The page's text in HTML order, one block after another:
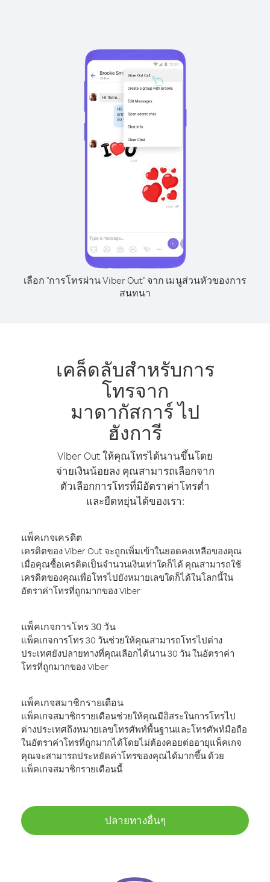
เลือก "การโทรผ่าน Viber Out" จาก เมนูส่วนหัวของการ
สนทนา
เคล็ดลับสำหรับการ
โทรจาก
มาดากัสการ์ ไป
ฮังการี
Viber Out ให้คุณโทรได้นานขึ้นโดย
จ่ายเงินน้อยลง คุณสามารถเลือกจาก
ตัวเลือกการโทรที่มีอัตราค่าโทรต่ำ
และยืดหยุ่นได้ของเรา:
แพ็คเกจเครดิต
เครดิตของ Viber Out จะถูกเพิ่มเข้าในยอดคงเหลือของคุณ
เมื่อคุณซื้อเครดิตเป็นจำนวนเงินเท่าใดก็ได้ คุณสามารถใช้
เครดิตของคุณเพื่อโทรไปยังหมายเลขใดก็ได้ในโลกนี้ใน
อัตราค่าโทรที่ถูกมากของ Viber
แพ็คเกจการโทร 30 วัน
แพ็คเกจการโทร 30 วันช่วยให้คุณสามารถโทรไปต่าง
ประเทศยังปลายทางที่คุณเลือกได้นาน 30 วัน ในอัตราค่า
โทรที่ถูกมากของ Viber
แพ็คเกจสมาชิกรายเดือน
แพ็คเกจสมาชิกรายเดือนช่วยให้คุณมีอิสระในการโทรไป
ต่างประเทศถึงหมายเลขโทรศัพท์พื้นฐานและโทรศัพท์มือถือ
ในอัตราค่าโทรที่ถูกมากได้โดยไม่ต้องคอยต่ออายุแพ็คเกจ
คุณจะสามารถประหยัดค่าโทรของคุณได้มากขึ้น ด้วย
แพ็คเกจสมาชิกรายเดือนนี้
ปลายทางอื่นๆ